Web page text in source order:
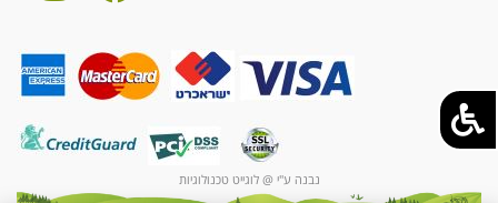
נבנה ע"י @ לוגייט טכנולוגיות